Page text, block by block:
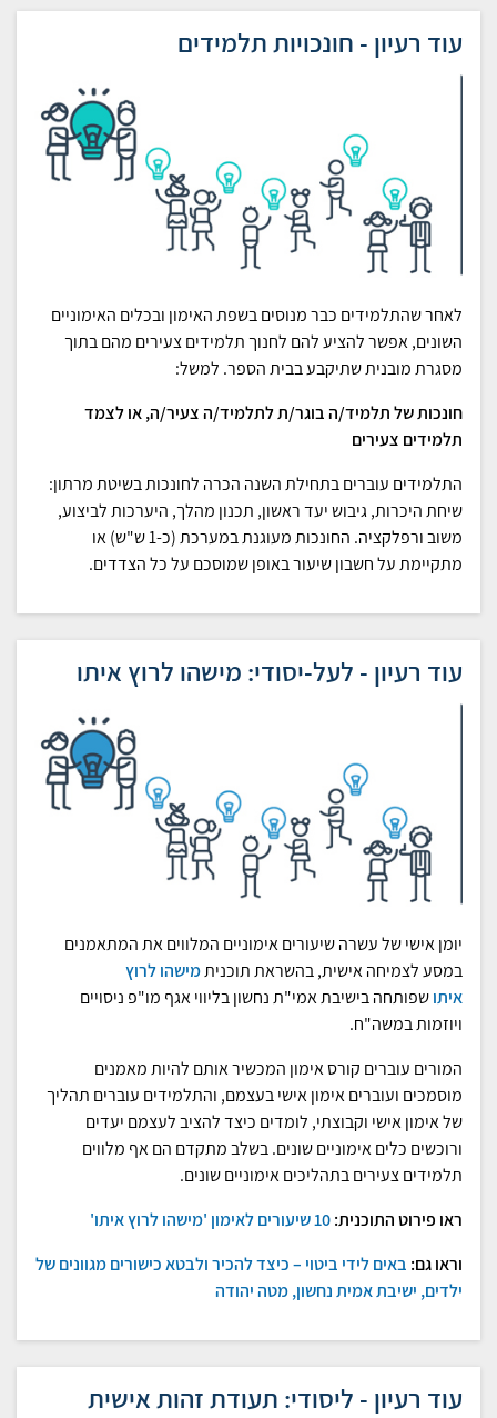
עוד רעיון - חונכויות תלמידים
לאחר שהתלמידים כבר מנוסים בשפת האימון ובכלים האימוניים
השונים, אפשר להציע להם לחנוך תלמידים צעירים מהם בתוך
מסגרת מובנית שתיקבע בבית הספר. למשל:
חונכות של תלמיד/ה בוגר/ת לתלמיד/ה צעיר/ה, או לצמד
תלמידים צעירים
התלמידים עוברים בתחילת השנה הכרה לחונכות בשיטת מרתון:
שיחת היכרות, גיבוש יעד ראשון, תכנון מהלך, היערכות לביצוע,
משוב ורפלקציה. החונכות מעוגנת במערכת (כ-1 ש"ש) או
מתקיימת על חשבון שיעור באופן שמוסכם על כל הצדדים.
עוד רעיון - לעל-יסודי: מישהו לרוץ איתו
יומן אישי של עשרה שיעורים אימוניים המלווים את המתאמנים
במסע לצמיחה אישית, בהשראת תוכניתמישהולרוץ
איתושפותחה בישיבת אמי"ת נחשון בליווי אגף מו"פ ניסויים
ויוזמות במשה"ח.
המורים עוברים קורס אימון המכשיר אותם להיות מאמנים
מוסמכים ועוברים אימון אישי בעצמם, והתלמידים עוברים תהליך
של אימון אישי וקבוצתי, לומדים כיצד להציב לעצמם יעדים
ורוכשים כלים אימוניים שונים. בשלב מתקדם הם אף מלווים
תלמידים צעירים בתהליכים אימוניים שונים.
ראו פירוט התוכנית:10 שיעורים לאימון 'מישהו לרוץ איתו'
וראו גם: באים לידי ביטוי –כיצד להכיר ולבטא כישורים מגוונים של
ילדים, ישיבת אמית נחשון, מטה יהודה
עוד רעיון - ליסודי: תעודת זהות אישית